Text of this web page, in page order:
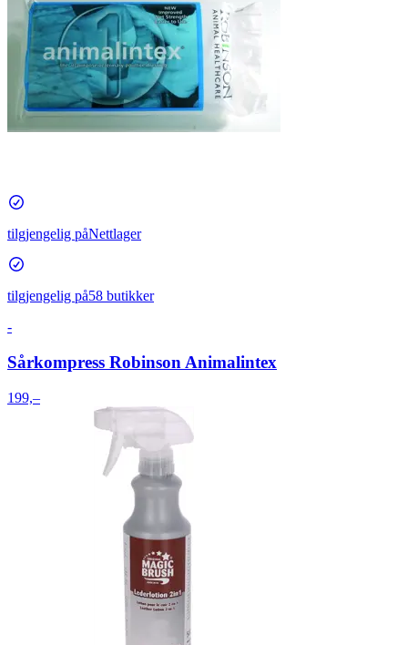
tilgjengelig påNettlager
tilgjengelig på58 butikker
-
Sårkompress Robinson Animalintex
199,–